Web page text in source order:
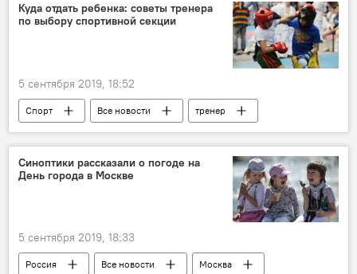
Куда отдать ребенка: советы тренера
по выбору спортивной секции
5 сентября 2019, 18:52
Спорт Все новости тренер
Синоптики рассказали о погоде на
День города в Москве
5 сентября 2019, 18:33
Россия Все новости
Москва